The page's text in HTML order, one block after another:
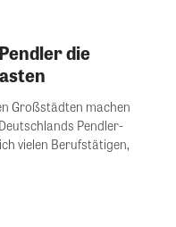
die
Großstädten machen
Pendler-
vielen Berufstätigen,